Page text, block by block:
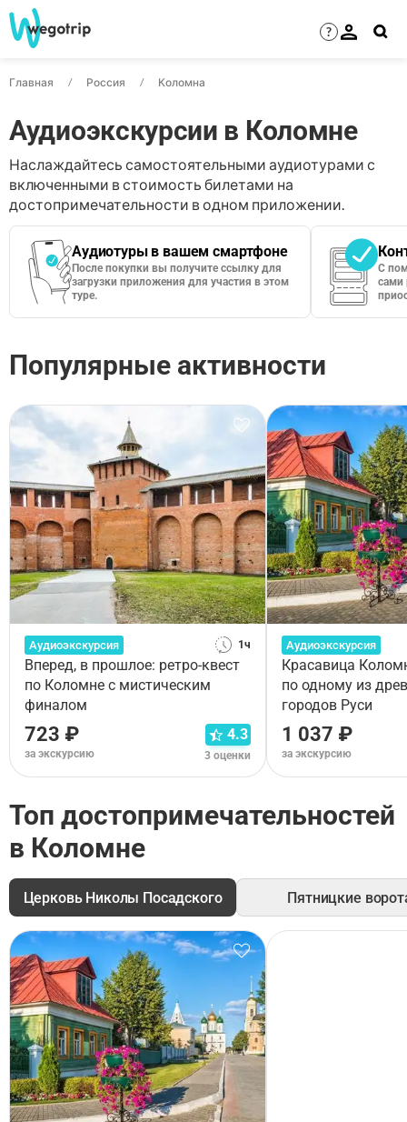
?
Главная Россия Коломна
Аудиоэкскурсии в Коломне
Наслаждайтесь самостоятельными аудиотурами с
включенными в стоимость билетами на
достопримечательности в одном приложении.
Аудиотуры в вашем смартфоне
После покупки вы получите ссылку для
загрузки приложения для участия в этом
туре.
С
сами
Популярные активности
Аудиоэкскурсия 1ч
Вперед, в прошлое: ретро-квест
по Коломне с мистическим
финалом
723 ₽
за экскурсию
4.3
3 оценки
Аудиоэкскурсия
Красавица
по одному из
городов Руси
1 037 ₽
за экскурсию
Топ достопримечательностей
в Коломне
Церковь Николы Посадского Пятницкие